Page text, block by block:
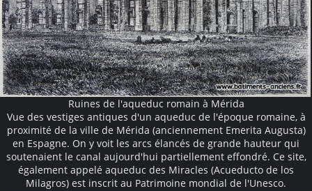
Ruines de l'aqueduc romain à Mérida
Vue des vestiges antiques d'un aqueduc de l'époque romaine, à
proximité de la ville de Mérida (anciennement Emerita Augusta)
en Espagne. On y voit les arcs élancés de grande hauteur qui
soutenaient le canal aujourd'hui partiellement effondré. Ce site,
également appelé aqueduc des Miracles (Acueducto de los
Milagros) est inscrit au Patrimoine mondial de l'Unesco.